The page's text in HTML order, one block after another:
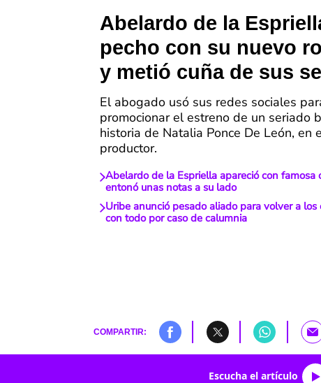
Abelardo de la
pecho con su nuevo
y metió cuña de sus
El abogado usó sus redes sociales
promocionar el estreno de un seriado
historia de Natalia Ponce De León, en
productor.
Abelardo de la Espriella apareció con famosa
entonó unas notas a su lado
Uribe anunció pesado aliado para volver a los
con todo por caso de calumnia
COMPARTIR:
Escucha el artículo